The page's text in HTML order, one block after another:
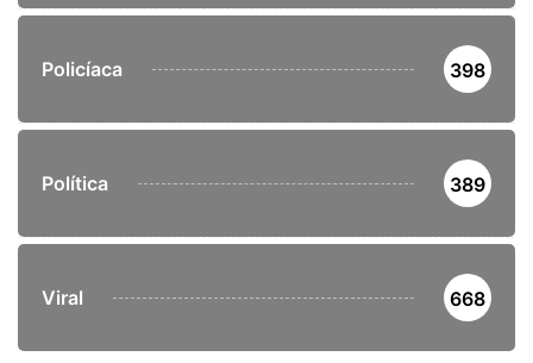
Policíaca 398
Política 389
Viral 668